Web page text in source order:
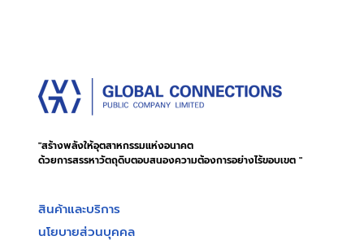
"สร้างพลังให้อุตสาหกรรมแห่งอนาคต
ด้วยการสรรหาวัตถุดิบตอบสนองความต้องการอย่างไร้ขอบเขต "
สินค้าและบริการ
นโยบายส่วนบุคคล